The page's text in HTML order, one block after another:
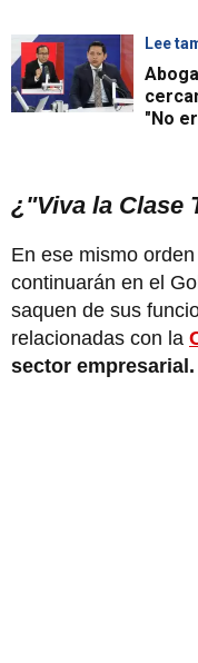
Lee
"No
¿"Viva la Clase
En ese mismo
continuarán en el
saquen de sus
relacionadas con la
sector empresarial.